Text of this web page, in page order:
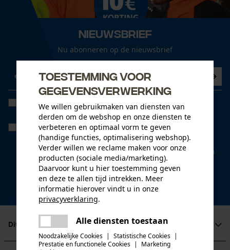
Nieuwsbrief
Nu abonneren op de nieuwsbrief
Ik heb de
Algemene voorwaarden inzake gegevensbescherming
gelezen en ga akkoord. *
Wanneer u instemt met persoonlijke tracking kunnen we u via onze
newsletter individuele aanbiedingen doen. Uw gegevens worden
niet gedeeld met derden. U kunt uw toestemming te allen tijde met
een klik intrekken. Onderaan iedere newsletter vindt u daarvoor een
* velden zijn verplicht
*** Inwisselbaar vanaf een goederenwaarde van 100,- €
Dit is KOX
Toestemming voor
gegevensverwerking
We willen gebruikmaken van diensten van
derden om de webshop en onze diensten te
verbeteren en optimaal vorm te geven
(handige functies, optimalisering webshop).
Verder willen we reclame maken voor onze
producten (sociale media/marketing).
Daarvoor kunt u hier toestemming geven
en deze te allen tijd intrekken. Meer
informatie hierover vindt u in onze
privacyverklaring.
Alle diensten toestaan
Noodzakelijke Cookies | Statistische Cookies |
Prestatie en functionele Cookies |
Marketing
Er is een fout opgetreden. Gelieve
het opnieuw te proberen.
delen